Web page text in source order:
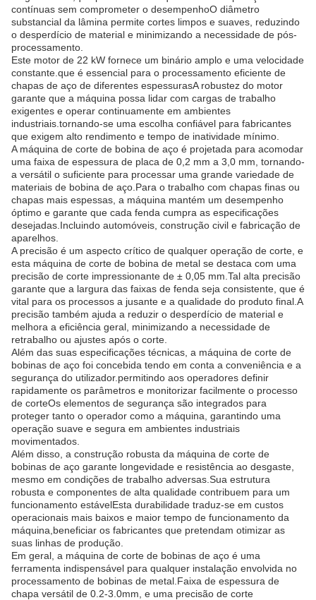
contínuas sem comprometer o desempenhoO diâmetro
substancial da lâmina permite cortes limpos e suaves, reduzindo
o desperdício de material e minimizando a necessidade de pós-
processamento.
Este motor de 22 kW fornece um binário amplo e uma velocidade
constante.que é essencial para o processamento eficiente de
chapas de aço de diferentes espessurasA robustez do motor
garante que a máquina possa lidar com cargas de trabalho
exigentes e operar continuamente em ambientes
industriais.tornando-se uma escolha confiável para fabricantes
que exigem alto rendimento e tempo de inatividade mínimo.
A máquina de corte de bobina de aço é projetada para acomodar
uma faixa de espessura de placa de 0,2 mm a 3,0 mm, tornando-
a versátil o suficiente para processar uma grande variedade de
materiais de bobina de aço.Para o trabalho com chapas finas ou
chapas mais espessas, a máquina mantém um desempenho
óptimo e garante que cada fenda cumpra as especificações
desejadas.Incluindo automóveis, construção civil e fabricação de
aparelhos.
A precisão é um aspecto crítico de qualquer operação de corte, e
esta máquina de corte de bobina de metal se destaca com uma
precisão de corte impressionante de ± 0,05 mm.Tal alta precisão
garante que a largura das faixas de fenda seja consistente, que é
vital para os processos a jusante e a qualidade do produto final.A
precisão também ajuda a reduzir o desperdício de material e
melhora a eficiência geral, minimizando a necessidade de
retrabalho ou ajustes após o corte.
Além das suas especificações técnicas, a máquina de corte de
bobinas de aço foi concebida tendo em conta a conveniência e a
segurança do utilizador.permitindo aos operadores definir
rapidamente os parâmetros e monitorizar facilmente o processo
de corteOs elementos de segurança são integrados para
proteger tanto o operador como a máquina, garantindo uma
operação suave e segura em ambientes industriais
movimentados.
Além disso, a construção robusta da máquina de corte de
bobinas de aço garante longevidade e resistência ao desgaste,
mesmo em condições de trabalho adversas.Sua estrutura
robusta e componentes de alta qualidade contribuem para um
funcionamento estávelEsta durabilidade traduz-se em custos
operacionais mais baixos e maior tempo de funcionamento da
máquina,beneficiar os fabricantes que pretendam otimizar as
suas linhas de produção.
Em geral, a máquina de corte de bobinas de aço é uma
ferramenta indispensável para qualquer instalação envolvida no
processamento de bobinas de metal.Faixa de espessura de
chapa versátil de 0.2-3.0mm, e uma precisão de corte